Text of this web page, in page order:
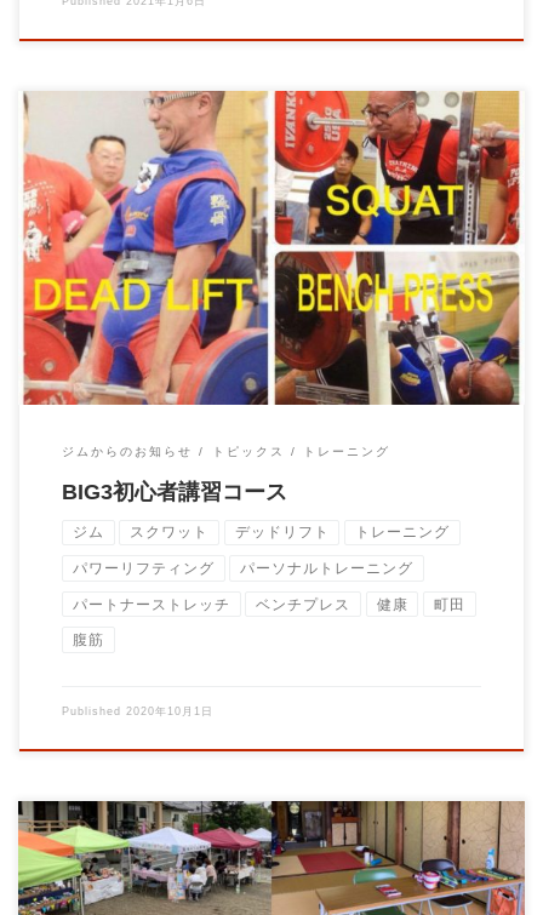
こんにちは！ 【BIG3初心者限定コース】 を募集中です。 こ
んな方にオ […]
ジムからのお知らせ トピックス トレーニング
BIG3初心者講習コース
ジム スクワット デッドリフト トレーニング
パワーリフティング パーソナルトレーニング
パートナーストレッチ ベンチプレス 健康 町田
腹筋
Published 2020年10月1日